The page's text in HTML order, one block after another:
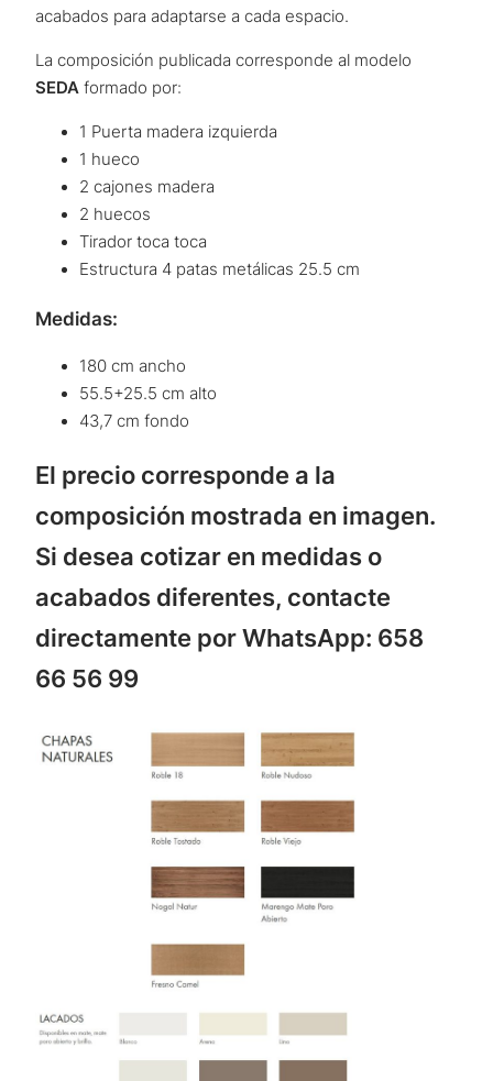
acabados para adaptarse a cada espacio.
La composición publicada corresponde al modelo
SEDA formado por:
1 Puerta madera izquierda
1 hueco
2 cajones madera
2 huecos
Tirador toca toca
Estructura 4 patas metálicas 25.5 cm
Medidas:
180 cm ancho
55.5+25.5 cm alto
43,7 cm fondo
El precio corresponde a la
composición mostrada en imagen.
Si desea cotizar en medidas o
acabados diferentes, contacte
directamente por WhatsApp: 658
66 56 99